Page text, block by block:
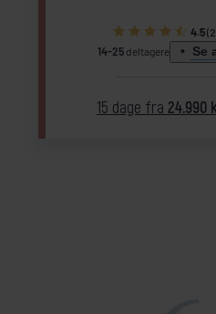
4.5
14-25 deltagere Se
15 dage fra 24.990